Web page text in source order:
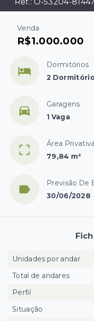
Venda
R$1.000.000
Dormitórios
2
Garagens
1 Vaga
Área Privativa
79,84 m²
Previsão De
30/06/2028
Unidades por andar
Total de andares
Perfil
Situação